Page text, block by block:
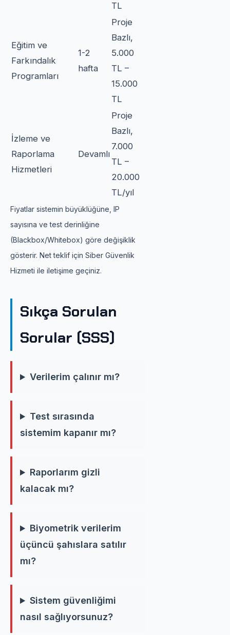
TL
Eğitim ve
Farkındalık
Programları
1-2
hafta
Proje
Bazlı,
5.000
TL –
15.000
TL
İzleme ve
Raporlama
Hizmetleri
Devamlı
Proje
Bazlı,
7.000
TL –
20.000
TL/yıl
Fiyatlar sistemin büyüklüğüne, IP
sayısına ve test derinliğine
(Blackbox/Whitebox) göre değişiklik
gösterir. Net teklif için Siber Güvenlik
Hizmeti ile iletişime geçiniz.
Sıkça Sorulan
Sorular (SSS)
Verilerim çalınır mı?
Test sırasında
sistemim kapanır mı?
Raporlarım gizli
kalacak mı?
Biyometrik verilerim
üçüncü şahıslara satılır
mı?
Sistem güvenliğimi
nasıl sağlıyorsunuz?